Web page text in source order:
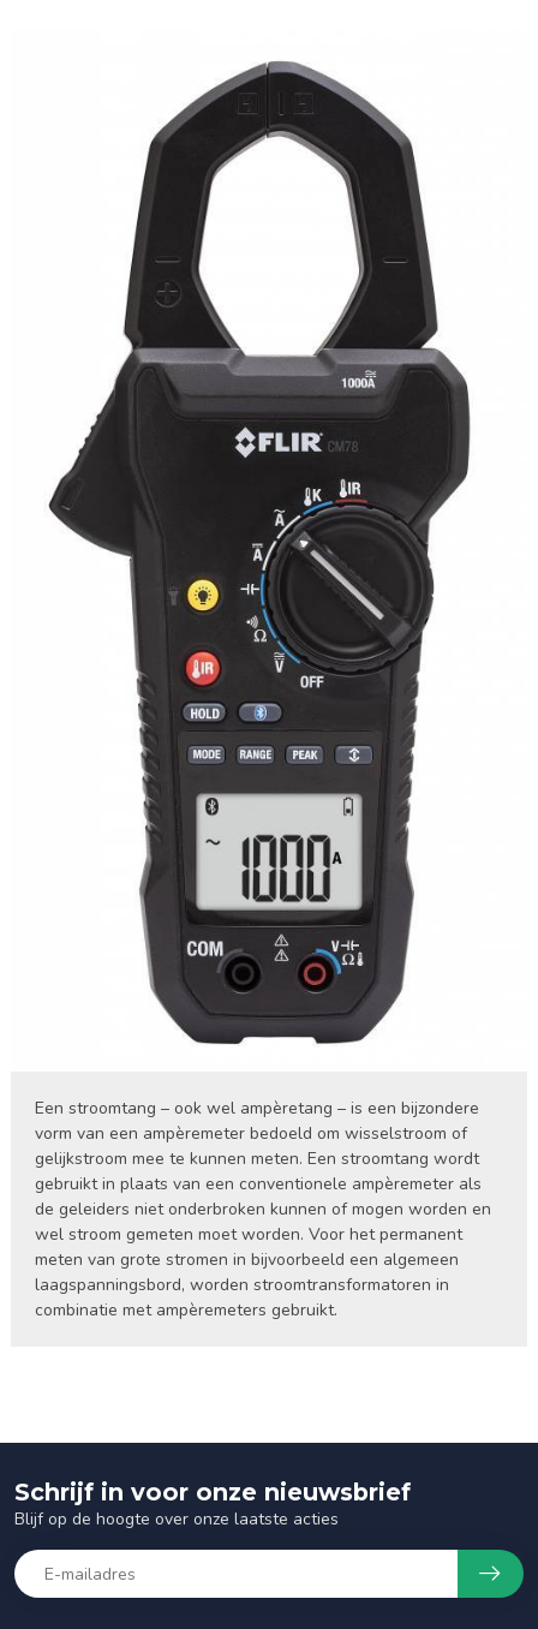
Een stroomtang – ook wel ampèretang – is een bijzondere
vorm van een ampèremeter bedoeld om wisselstroom of
gelijkstroom mee te kunnen meten. Een stroomtang wordt
gebruikt in plaats van een conventionele ampèremeter als
de geleiders niet onderbroken kunnen of mogen worden en
wel stroom gemeten moet worden. Voor het permanent
meten van grote stromen in bijvoorbeeld een algemeen
laagspanningsbord, worden stroomtransformatoren in
combinatie met ampèremeters gebruikt.
Schrijf in voor onze nieuwsbrief
Blijf op de hoogte over onze laatste acties